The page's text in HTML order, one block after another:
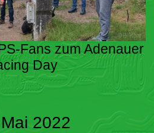
Fans zum Adenauer
Day
2022